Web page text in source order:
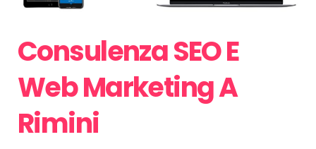
Consulenza SEO E
Web Marketing A
Rimini